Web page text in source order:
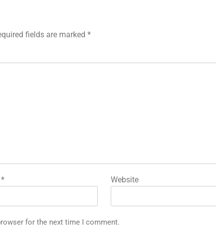
fields are marked *
* Website
for the next time I comment.